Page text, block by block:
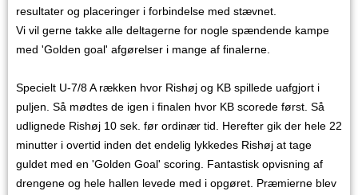
resultater og placeringer i forbindelse med stævnet.
Vi vil gerne takke alle deltagerne for nogle spændende kampe
med 'Golden goal' afgørelser i mange af finalerne.
Specielt U-7/8 A rækken hvor Rishøj og KB spillede uafgjort i
puljen. Så mødtes de igen i finalen hvor KB scorede først. Så
udlignede Rishøj 10 sek. før ordinær tid. Herefter gik der hele 22
minutter i overtid inden det endelig lykkedes Rishøj at tage
guldet med en 'Golden Goal' scoring. Fantastisk opvisning af
drengene og hele hallen levede med i opgøret. Præmierne blev